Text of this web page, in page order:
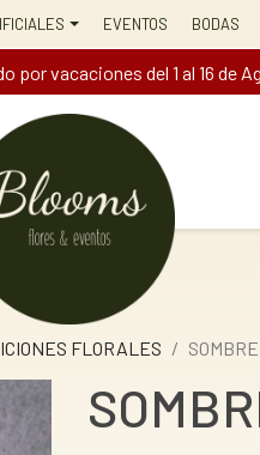
EVENTOS BODAS
por vacaciones del 1 al 16 de
FLORALES